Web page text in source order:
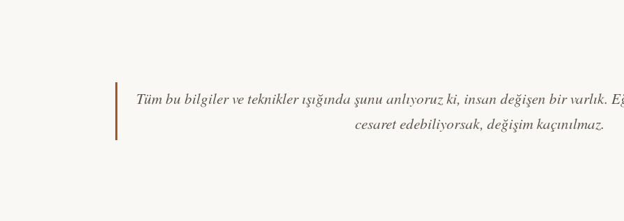
Tüm bu bilgiler ve teknikler ışığında şunu anlıyoruz ki, insan değişen bir varlık.
cesaret edebiliyorsak, değişim kaçınılmaz.